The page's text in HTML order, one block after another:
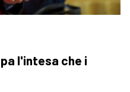
l'intesa che i